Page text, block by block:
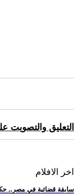
التعليق والتصويت
اخر الافلام
.. سابقة قضائية في مصر..